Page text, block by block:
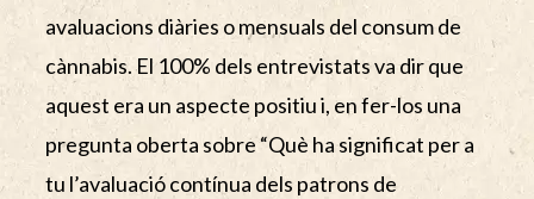
avaluacions diàries o mensuals del consum de
cànnabis. El 100% dels entrevistats va dir que
aquest era un aspecte positiu i, en fer-los una
pregunta oberta sobre “Què ha significat per a
tu l’avaluació contínua dels patrons de